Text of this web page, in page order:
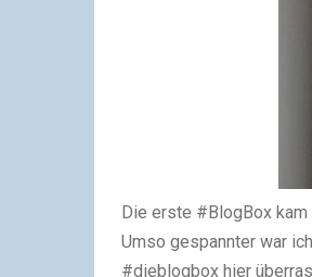
Die erste #BlogBox kam
Umso gespannter war
#dieblogbox hier